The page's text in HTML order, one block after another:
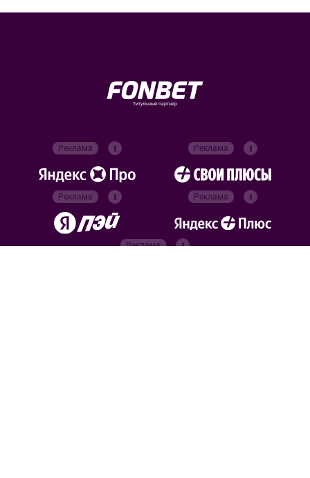
Титульный партнер
Реклама Реклама
Реклама Реклама
Реклама